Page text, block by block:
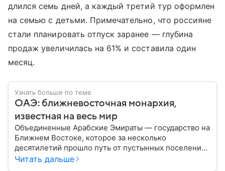
длился семь дней, а каждый третий тур оформлен
на семью с детьми. Примечательно, что россияне
стали планировать отпуск заранее — глубина
продаж увеличилась на 61% и составила один
месяц.
Узнать больше по теме
ОАЭ: ближневосточная монархия,
известная на весь мир
Объединенные Арабские Эмираты — государство на
Ближнем Востоке, которое за несколько
десятилетий прошло путь от пустынных поселений
до одного из самых богатых и влиятельных центров
Читать дальше